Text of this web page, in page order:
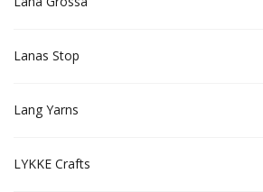
Lanas Stop
Lang Yarns
LYKKE Crafts